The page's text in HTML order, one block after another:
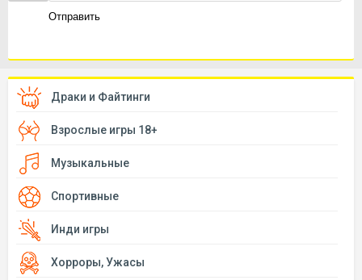
Отправить
Драки и Файтинги
Взрослые игры 18+
Музыкальные
Спортивные
Инди игры
Хорроры, Ужасы